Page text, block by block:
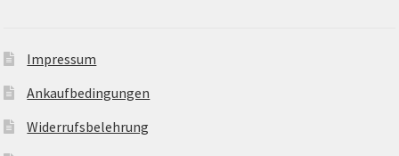
Impressum
Ankaufbedingungen
Widerrufsbelehrung